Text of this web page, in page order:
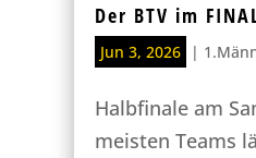
Der BTV im
Jun 3, 2026 |
Halbfinale am
meisten Teams